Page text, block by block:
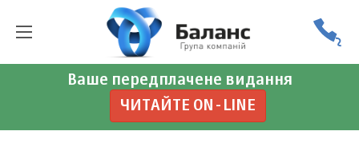
Ваше передплачене видання
ЧИТАЙТЕ ON-LINE